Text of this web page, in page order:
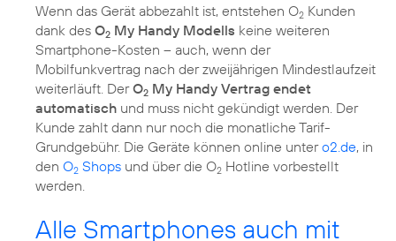
Wenn das Gerät abbezahlt ist, entstehen O2 Kunden
dank des O2 My Handy Modells keine weiteren
Smartphone-Kosten – auch, wenn der
Mobilfunkvertrag nach der zweijährigen Mindestlaufzeit
weiterläuft. DerO2 My Handy Vertrag endet
automatisch und muss nicht gekündigt werden. Der
Kunde zahlt dann nur noch die monatliche Tarif-
Grundgebühr. Die Geräte können online untero2.de, in
den O2 Shops und über die O2 Hotline vorbestellt
werden.
Alle Smartphones auch mit